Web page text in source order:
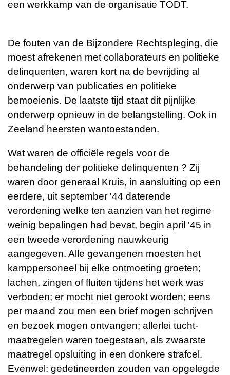
een werkkamp van de organisatie TODT.
De fouten van de Bijzondere Rechtspleging, die
moest afrekenen met collaborateurs en politieke
delinquenten, waren kort na de bevrijding al
onderwerp van publicaties en politieke
bemoeienis. De laatste tijd staat dit pijnlijke
onderwerp opnieuw in de belangstelling. Ook in
Zeeland heersten wantoestanden.
Wat waren de officiële regels voor de
behandeling der politieke delinquenten ? Zij
waren door generaal Kruis, in aansluiting op een
eerdere, uit september '44 daterende
verordening welke ten aanzien van het regime
weinig bepalingen had bevat, begin april '45 in
een tweede verordening nauwkeurig
aangegeven. Alle gevangenen moesten het
kamppersoneel bij elke ontmoeting groeten;
lachen, zingen of fluiten tijdens het werk was
verboden; er mocht niet gerookt worden; eens
per maand zou men een brief mogen schrijven
en bezoek mogen ontvangen; allerlei tucht­
maatregelen waren toegestaan, als zwaarste
maatregel opsluiting in een donkere strafcel.
Evenwel: gedetineerden zouden van opgelegde